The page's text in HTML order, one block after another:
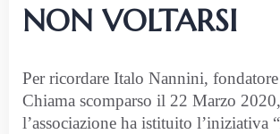
NON VOLTARSI
Per ricordare Italo Nannini,
Chiama scomparso il 22 Marzo 2020,
l’associazione ha istituito l’iniziativa “